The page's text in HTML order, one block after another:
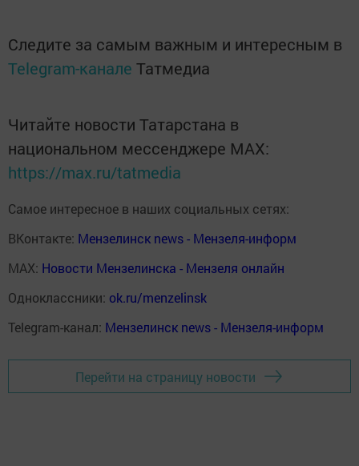
Следите за самым важным и интересным в
Telegram-канале Татмедиа
Читайте новости Татарстана в
национальном мессенджере MАХ:
https://max.ru/tatmedia
Самое интересное в наших социальных сетях:
ВКонтакте: Мензелинск news - Мензеля-информ
MAX: Новости Мензелинска - Мензеля онлайн
Одноклассники: ok.ru/menzelinsk
Telegram-канал: Мензелинск news - Мензеля-информ
Перейти на страницу новости